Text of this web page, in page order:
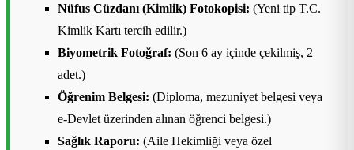
Nüfus Cüzdanı (Kimlik) Fotokopisi: (Yeni tip T.C.
Kimlik Kartı tercih edilir.)
Biyometrik Fotoğraf: (Son 6 ay içinde çekilmiş, 2
adet.)
Öğrenim Belgesi: (Diploma, mezuniyet belgesi veya
e-Devlet üzerinden alınan öğrenci belgesi.)
Sağlık Raporu: (Aile Hekimliği veya özel